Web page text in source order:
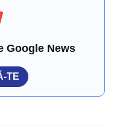
Google News
TE